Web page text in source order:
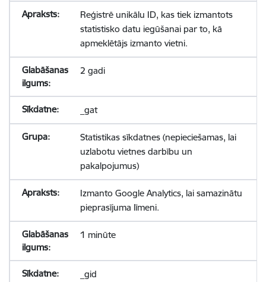
Reģistrē unikālu ID, kas tiek izmantots
statistisko datu iegūšanai par to, kā
apmeklētājs izmanto vietni.
2 gadi
_gat
Statistikas sīkdatnes (nepieciešamas, lai
uzlabotu vietnes darbību un
pakalpojumus)
Izmanto Google Analytics, lai samazinātu
pieprasījuma līmeni.
1 minūte
_gid